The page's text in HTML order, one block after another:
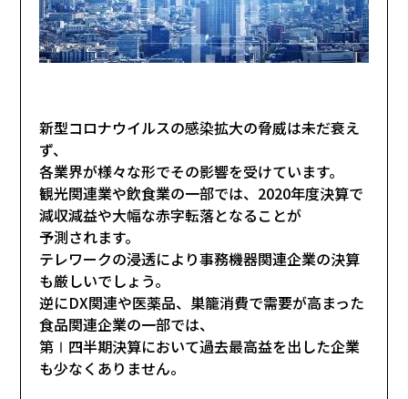
新型コロナウイルスの感染拡大の脅威は未だ衰え
ず、
各業界が様々な形でその影響を受けています。
観光関連業や飲食業の一部では、2020年度決算で
減収減益や大幅な赤字転落となることが
予測されます。
テレワークの浸透により事務機器関連企業の決算
も厳しいでしょう。
逆にDX関連や医薬品、巣籠消費で需要が高まった
食品関連企業の一部では、
第Ⅰ四半期決算において過去最高益を出した企業
も少なくありません。